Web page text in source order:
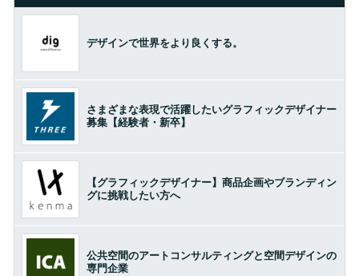
デザインで世界をより良くする。
さまざまな表現で活躍したいグラフィックデザイナー
募集【経験者・新卒】
【グラフィックデザイナー】商品企画やブランディン
グに挑戦したい方へ
公共空間のアートコンサルティングと空間デザインの
専門企業